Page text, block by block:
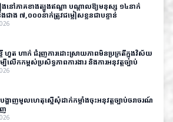
ងនៅភាគខាងត្បូងឥណ្ឌា បណ្តាលឱ្យមនុស្ស ១៤នាក់
ជាង ៧,០០០នាក់ត្រូវជម្លៀសខ្លួនជាបន្ទាន់
ត្រី ហួត ហាក់ ជំរុញការដោះស្រាយភាពមិនប្រក្រតីក្នុងវិស័យ
ើកកម្ពស់ប្រសិទ្ធភាពការងារ និងការអនុវត្តច្បាប់
ង្ហាញមូលហេតុស្នើសុំដាក់កម្លាំងចុះអនុវត្តច្បាប់ចរាចរណ៍
ញ